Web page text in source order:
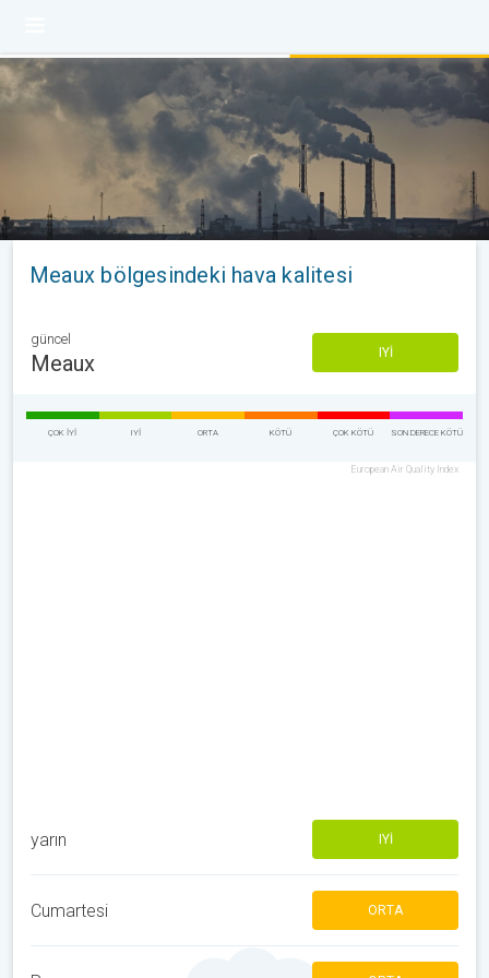
Meaux bölgesindeki hava kalitesi
güncel
Meaux IYI
ÇOK IYI IYI ORTA KÖTÜ ÇOK KÖTÜ SON DERECE KÖTÜ
European Air Quality Index
yarın IYI
Cumartesi ORTA